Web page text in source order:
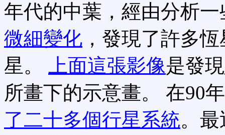
年代的中葉，經由分析一
微細變化 ，發現了許多
星。
上面這張影像是發現
所畫下的示意畫。 在90
了二十多個行星系統。